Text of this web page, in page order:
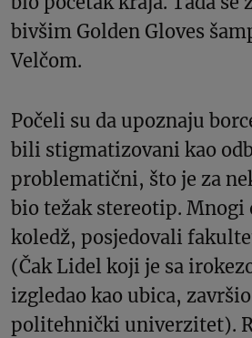
bivšim Golden Gloves
Velčom.
Počeli su da upoznaju
bili stigmatizovani kao
problematični, što je za
bio težak stereotip.
koledž, posjedovali
(Čak Lidel koji je sa
izgledao kao ubica,
politehnički univerzitet).